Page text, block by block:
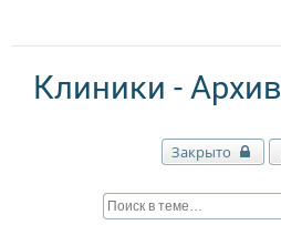
Клиники - Архив
Закрыто